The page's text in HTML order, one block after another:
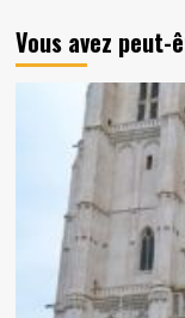
Vous avez